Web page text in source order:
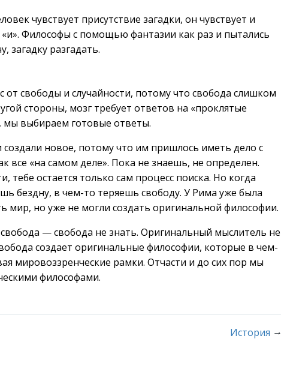
чувствует присутствие загадки, он чувствует и
«и». Философы с помощью фантазии как раз и пытались
загадку разгадать.
от свободы и случайности, потому что свобода слишком
стороны, мозг требует ответов на «проклятые
мы выбираем готовые ответы.
новое, потому что им пришлось иметь дело с
все «на самом деле». Пока не знаешь, не определен.
тебе остается только сам процесс поиска. Но когда
бездну, в чем-то теряешь свободу. У Рима уже была
мир, но уже не могли создать оригинальной философии.
— свобода не знать. Оригинальный мыслитель не
создает оригинальные философии, которые в чем-
мировоззренческие рамки. Отчасти и до сих пор мы
философами.
История →